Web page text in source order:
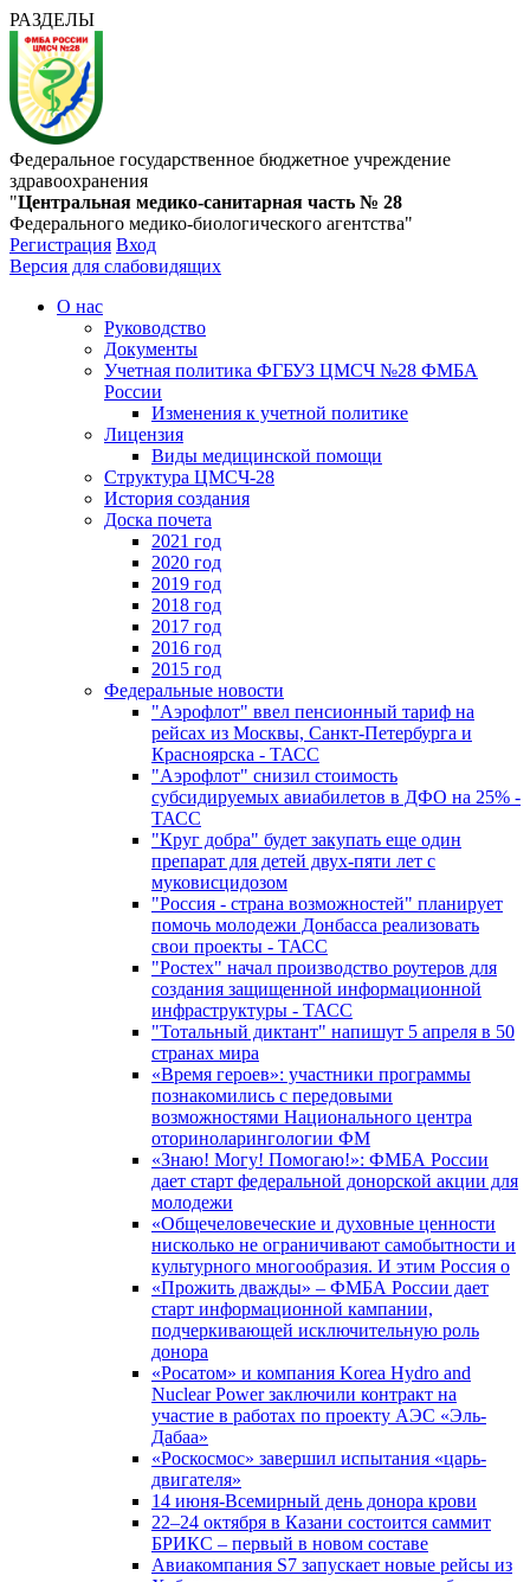
РАЗДЕЛЫ
Федеральное государственное бюджетное учреждение
здравоохранения
"Центральная медико-санитарная часть № 28
Федерального медико-биологического агентства"
Регистрация Вход
Версия для слабовидящих
О нас
Руководство
Документы
Учетная политика ФГБУЗ ЦМСЧ №28 ФМБА
России
Изменения к учетной политике
Лицензия
Виды медицинской помощи
Структура ЦМСЧ-28
История создания
Доска почета
2021 год
2020 год
2019 год
2018 год
2017 год
2016 год
2015 год
Федеральные новости
"Аэрофлот" ввел пенсионный тариф на
рейсах из Москвы, Санкт-Петербурга и
Красноярска - ТАСС
"Аэрофлот" снизил стоимость
субсидируемых авиабилетов в ДФО на 25% -
ТАСС
"Круг добра" будет закупать еще один
препарат для детей двух-пяти лет с
муковисцидозом
"Россия - страна возможностей" планирует
помочь молодежи Донбасса реализовать
свои проекты - ТАСС
"Ростех" начал производство роутеров для
создания защищенной информационной
инфраструктуры - ТАСС
"Тотальный диктант" напишут 5 апреля в 50
странах мира
«Время героев»: участники программы
познакомились с передовыми
возможностями Национального центра
оториноларингологии ФМ
«Знаю! Могу! Помогаю!»: ФМБА России
дает старт федеральной донорской акции для
молодежи
«Общечеловеческие и духовные ценности
нисколько не ограничивают самобытности и
культурного многообразия. И этим Россия о
«Прожить дважды» – ФМБА России дает
старт информационной кампании,
подчеркивающей исключительную роль
донора
«Росатом» и компания Korea Hydro and
Nuclear Power заключили контракт на
участие в работах по проекту АЭС «Эль-
Дабаа»
«Роскосмос» завершил испытания «царь-
двигателя»
14 июня-Всемирный день донора крови
22–24 октября в Казани состоится саммит
БРИКС – первый в новом составе
Авиакомпания S7 запускает новые рейсы из